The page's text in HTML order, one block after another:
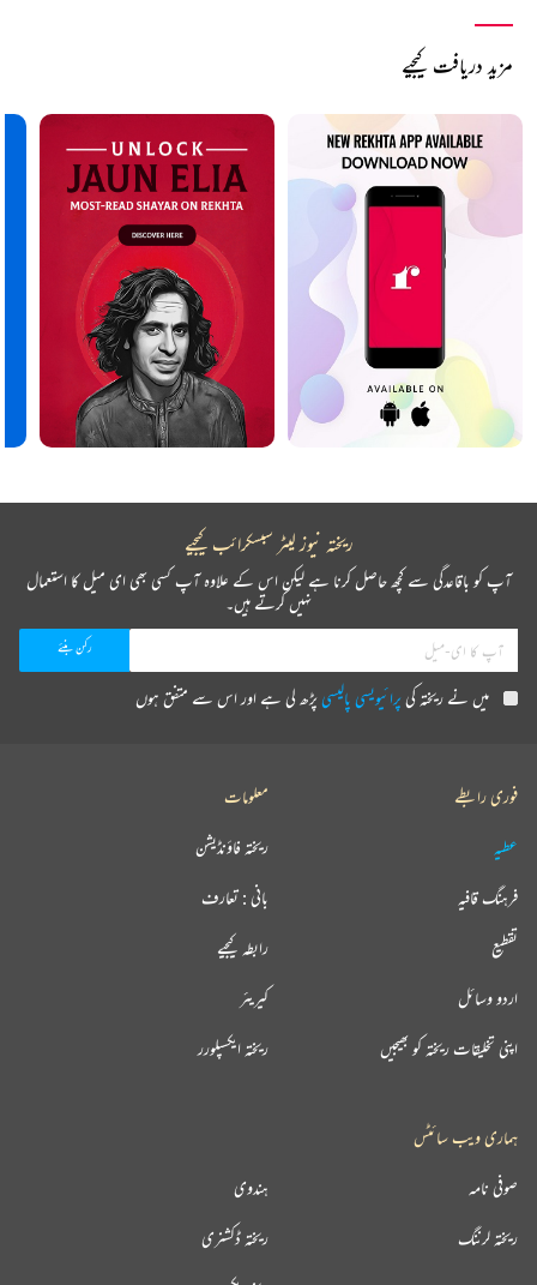
مزید دریافت کیجیے
ریختہ نیوز لیٹر سبسکرائب کیجیے
آپ کو باقاعدگی سے کچھ حاصل کرنا ہے لیکن اس کے علاوہ آپ کسی بھی ای میل کا استعمال
نہیں کرتے ہیں۔
میں نے ریختہ کیپرائیویسی پالیسیپڑھ لی ہے اور اس سے متفق ہوں
فوری رابطے
عطیہ
فرہنگ قافیہ
تقطیع
اردو وسائل
اپنی تخلیقات ریختہ کو بھیجیں
معلومات
ریختہ فاؤنڈیشن
بانی : تعارف
رابطہ کیجیے
کیریئر
ریختہ ایکسپلورر
ہماری ویب سائٹس
ہندوی صوفی نامہ
ریختہ ڈکشنری ریختہ لرننگ